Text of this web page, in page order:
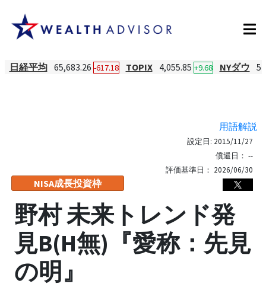
日経平均 65,683.26 -617.18 TOPIX 4,055.85 +9.68 NYダウ
用語解説
NISA成長投資枠
設定日: 2015/11/27
償還日： --
評価基準日： 2026/06/30
野村 未来トレンド発
見B(H無)『愛称：先見
の明』